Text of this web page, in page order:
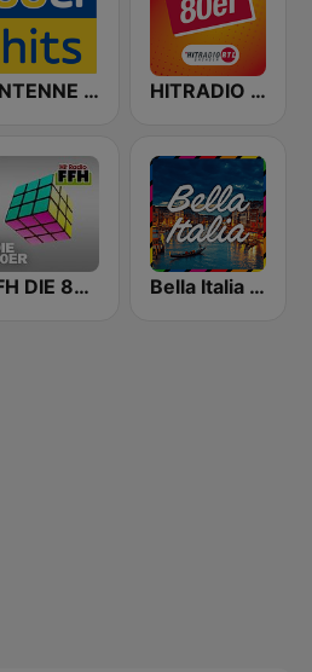
ANTENNE BAYERN 80er Hits HITRADIO RTL 80er
FFH DIE 80ER Bella Italia - von 80er 90er OLDIE ANTENNE